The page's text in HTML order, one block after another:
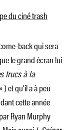
du ciné trash
back qui sera
le grand écran lui
trucs à la
) et qu’il a à peu
cette année
Ryan Murphy